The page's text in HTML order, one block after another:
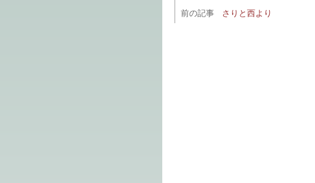
前の記事
さりと西より